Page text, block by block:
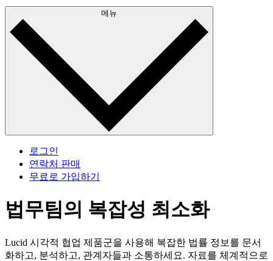
메뉴
로그인
연락처 판매
무료로 가입하기
법무팀의 복잡성 최소화
Lucid 시각적 협업 제품군을 사용해 복잡한 법률 정보를 문서
화하고, 분석하고, 관계자들과 소통하세요. 자료를 체계적으로